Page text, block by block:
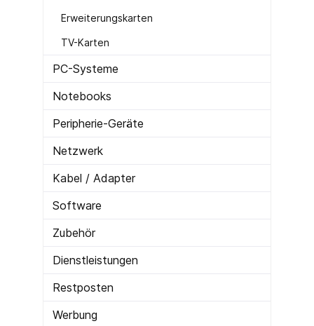
Erweiterungskarten
TV-Karten
PC-Systeme
Notebooks
Peripherie-Geräte
Netzwerk
Kabel / Adapter
Software
Zubehör
Dienstleistungen
Restposten
Werbung